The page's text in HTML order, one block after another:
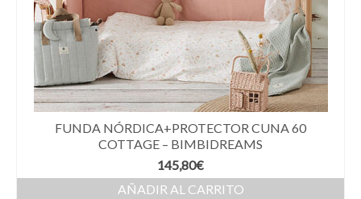
FUNDA NÓRDICA+PROTECTOR CUNA 60
COTTAGE – BIMBIDREAMS
145,80€
AÑADIR AL CARRITO